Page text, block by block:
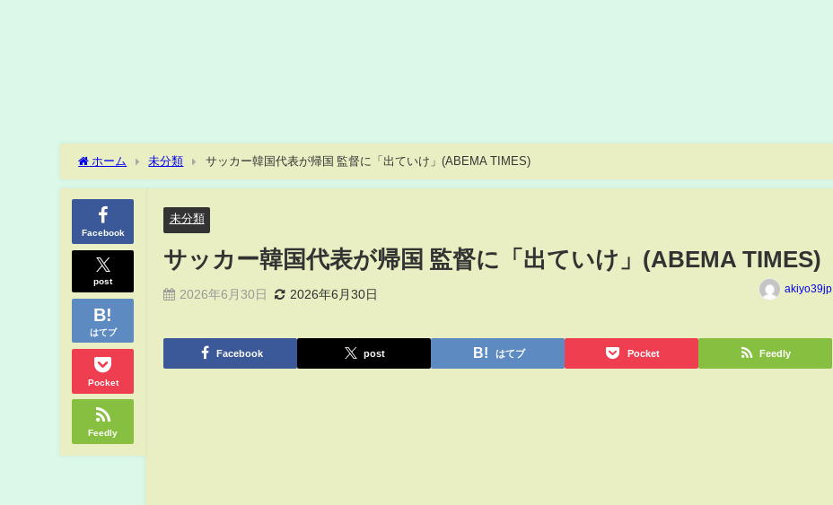
ホーム 未分類 サッカー韓国代表が帰国 監督に「出ていけ」(ABEMA TIMES)
Facebook
post
はてブ
Pocket
Feedly
未分類
サッカー韓国代表が帰国 監督に「出ていけ」(ABEMA TIMES)
2026年6月30日 2026年6月30日 akiyo39jp
Facebook post はてブ Pocket Feedly